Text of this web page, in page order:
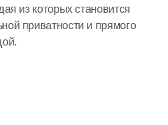
из которых становится
приватности и прямого